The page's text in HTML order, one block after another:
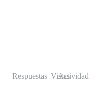
Respuestas Vistas
Actividad